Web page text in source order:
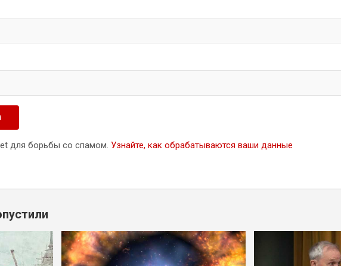
для борьбы со спамом. Узнайте, как обрабатываются ваши данные